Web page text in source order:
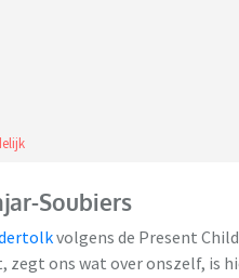
Soubiers
volgens de Present
zegt ons wat over onszelf, is